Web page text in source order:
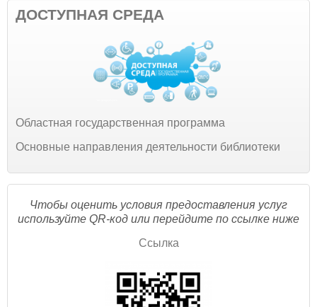
ДОСТУПНАЯ СРЕДА
Областная государственная программа
Основные направления деятельности библиотеки
Чтобы оценить условия предоставления услуг
используйте QR-код или перейдите по ссылке ниже
Ссылка